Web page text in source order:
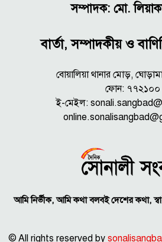
সম্পাদক: মো.
বার্তা, সম্পাদকীয় ও
বোয়ালিয়া থানার মোড়,
ফোন: ৭৭২১০০
ই-মেইল:
আমি নির্ভীক, আমি কথা বলবই দেশের কথা,
© All rights reserved by